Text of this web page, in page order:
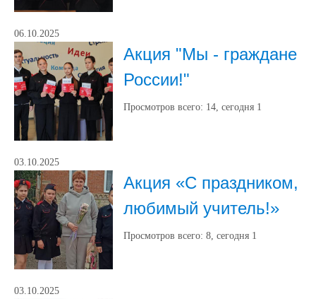
06.10.2025
Акция "Мы - граждане
России!"
Просмотров всего: 14, сегодня 1
03.10.2025
Акция «С праздником,
любимый учитель!»
Просмотров всего: 8, сегодня 1
03.10.2025